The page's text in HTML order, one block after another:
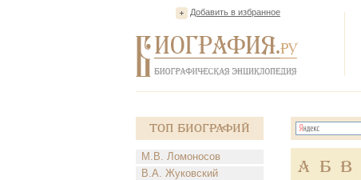
Добавить в избранное
Топ Биографий
М.В. Ломоносов
В.А. Жуковский
А Б В